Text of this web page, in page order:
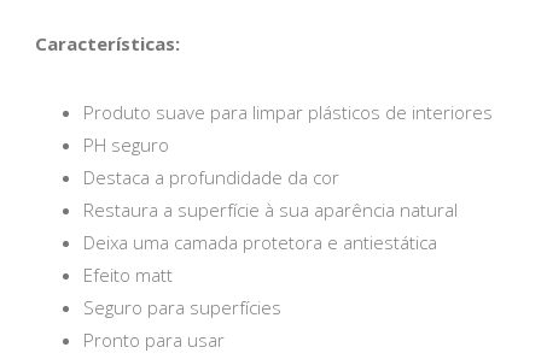
Características:
Produto suave para limpar plásticos de interiores
PH seguro
Destaca a profundidade da cor
Restaura a superfície à sua aparência natural
Deixa uma camada protetora e antiestática
Efeito matt
Seguro para superfícies
Pronto para usar